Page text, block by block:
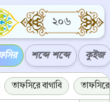
২০৬
শব্দে শব্দে কুইজ
তাফসিরে বাগাবি তাফসিরে